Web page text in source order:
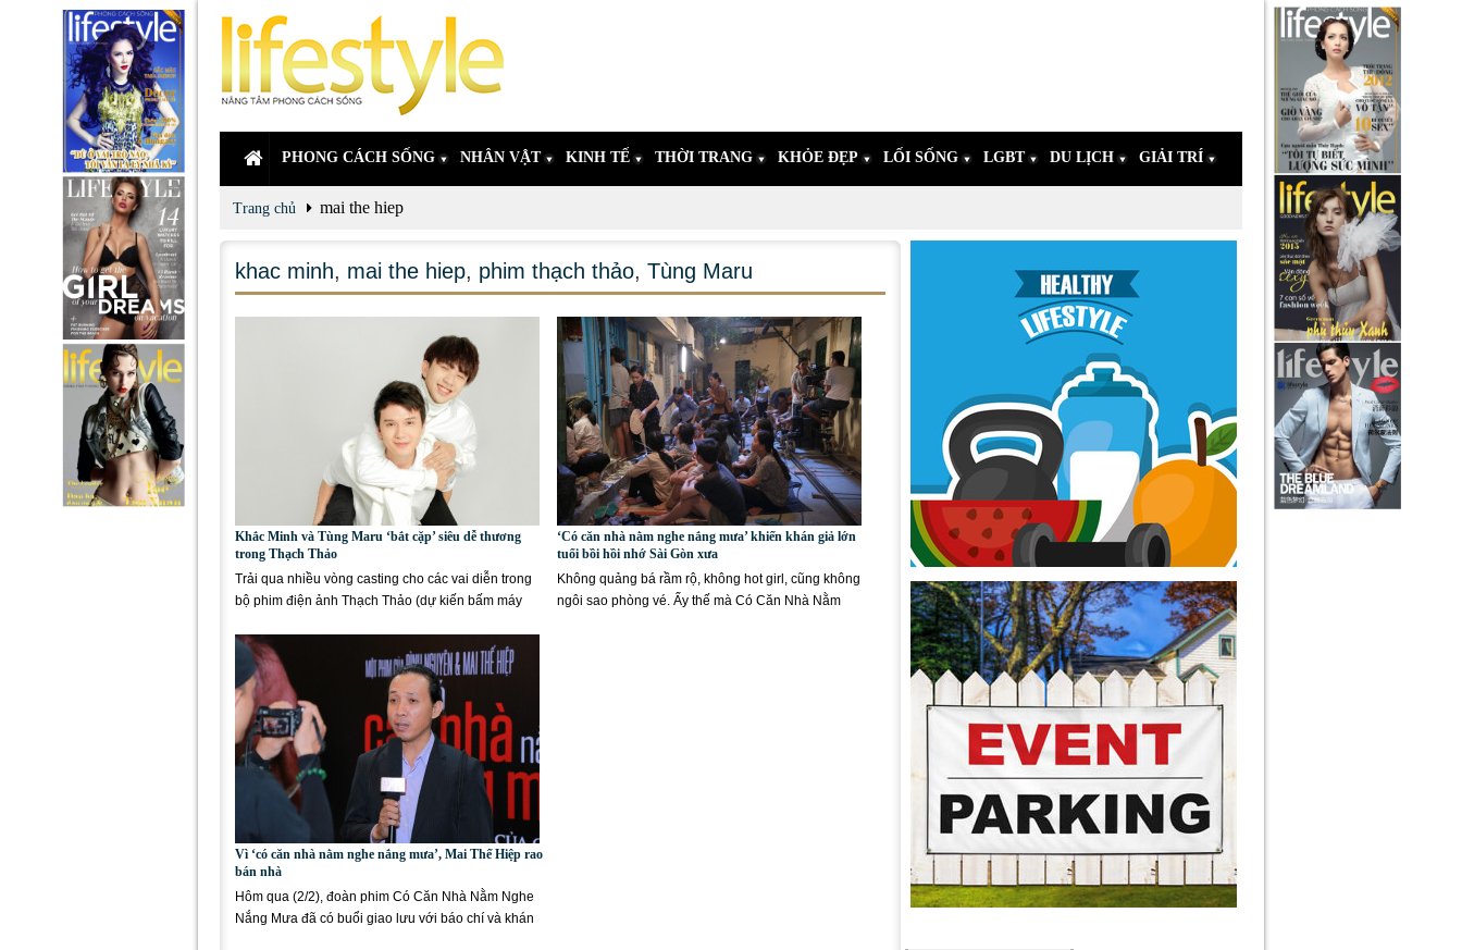
PHONG CÁCH SỐNG NHÂN VẬT KINH TẾ THỜI TRANG KHỎE ĐẸP LỐI SỐNG LGBT DU LỊCH GIẢI TRÍ
Trang chủ mai the hiep
khac minh, mai the hiep, phim thạch thảo, Tùng Maru
Khắc Minh và Tùng Maru ‘bắt cặp’ siêu dễ thương
trong Thạch Thảo
Trải qua nhiều vòng casting cho các vai diễn trong
bộ phim điện ảnh Thạch Thảo (dự kiến bấm máy
‘Có căn nhà nằm nghe nắng mưa’ khiến khán giả lớn
tuổi bồi hồi nhớ Sài Gòn xưa
Không quảng bá rầm rộ, không hot girl, cũng không
ngôi sao phòng vé. Ấy thế mà Có Căn Nhà Nằm
Vì ‘có căn nhà nằm nghe nắng mưa’, Mai Thế Hiệp rao
bán nhà
Hôm qua (2/2), đoàn phim Có Căn Nhà Nằm Nghe
Nắng Mưa đã có buổi giao lưu với báo chí và khán